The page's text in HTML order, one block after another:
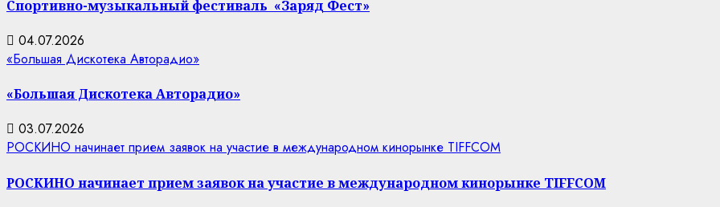
Спортивно-музыкальный фестиваль «Заряд Фест»
04.07.2026
«Большая Дискотека Авторадио»
«Большая Дискотека Авторадио»
03.07.2026
РОСКИНО начинает прием заявок на участие в международном кинорынке TIFFCOM
РОСКИНО начинает прием заявок на участие в международном кинорынке TIFFCOM